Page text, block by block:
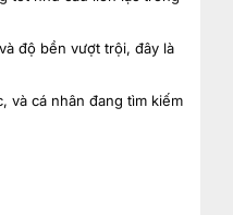
độ bền vượt trội, đây là
và cá nhân đang tìm kiếm